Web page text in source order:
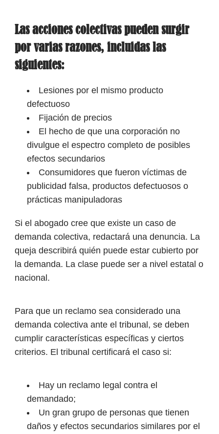
Las acciones colectivas pueden surgir
por varias razones, incluidas las
siguientes:
Lesiones por el mismo producto
defectuoso
Fijación de precios
El hecho de que una corporación no
divulgue el espectro completo de posibles
efectos secundarios
Consumidores que fueron víctimas de
publicidad falsa, productos defectuosos o
prácticas manipuladoras
Si el abogado cree que existe un caso de
demanda colectiva, redactará una denuncia. La
queja describirá quién puede estar cubierto por
la demanda. La clase puede ser a nivel estatal o
nacional.
Para que un reclamo sea considerado una
demanda colectiva ante el tribunal, se deben
cumplir características específicas y ciertos
criterios. El tribunal certificará el caso si:
Hay un reclamo legal contra el
demandado;
Un gran grupo de personas que tienen
daños y efectos secundarios similares por el